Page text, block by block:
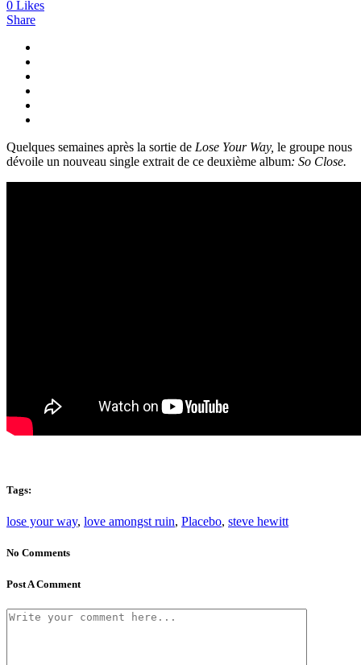
0 Likes
Share
Quelques semaines après la sortie de Lose Your Way, le groupe nous
dévoile un nouveau single extrait de ce deuxième album: So Close.
Tags:
lose your way, love amongst ruin, Placebo, steve hewitt
No Comments
Post A Comment